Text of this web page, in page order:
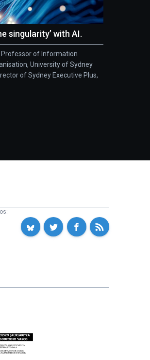
singularity’ with AI.
Professor of Information
University of Sydney
of Sydney Executive Plus,